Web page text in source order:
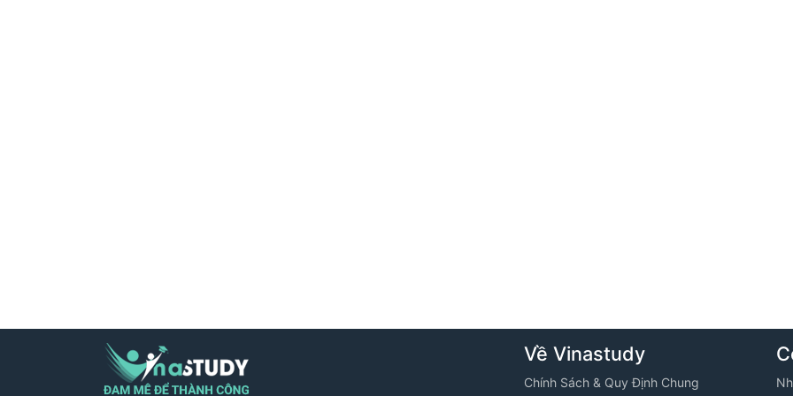
Về Vinastudy
Chính Sách & Quy Định Chung